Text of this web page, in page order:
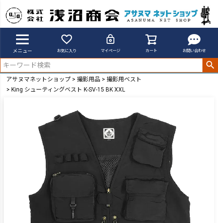
メニュー お気に入り マイページ カート お問い合わせ
アサヌマネットショップ 撮影用品
撮影用ベスト
King シューティングベスト K-SV-15 BK XXL